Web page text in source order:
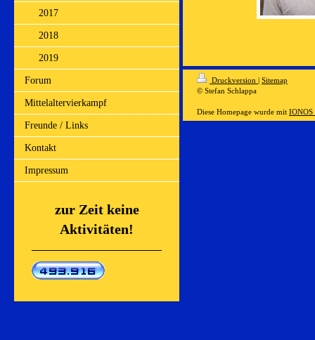
2017
2018
2019
Forum
Mittelaltervierkampf
Freunde / Links
Kontakt
Impressum
zur Zeit keine
Aktivitäten!
Druckversion | Sitemap
© Stefan Schlappa
Diese Homepage wurde mit IONOS